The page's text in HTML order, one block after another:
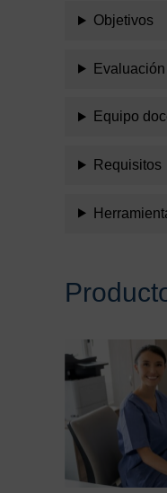
Objetivos
Evaluación
Equipo
Requisitos